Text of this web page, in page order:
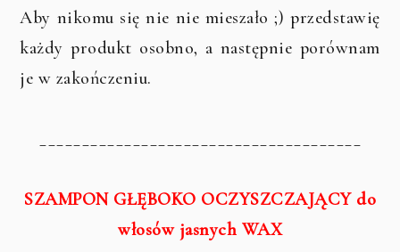
Aby nikomu się nie nie mieszało ;) przedstawię
każdy produkt osobno, a następnie porównam
je w zakończeniu.
SZAMPON GŁĘBOKO OCZYSZCZAJĄCY do
włosów jasnych WAX